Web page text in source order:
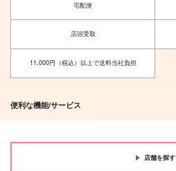
御幸一也×沢村栄純
作品詳細
330円（税込）
壱百満天原サロメ
宅配便
店頭受取
11,000円（税込）以上で送料当社負担
便利な機能/サービス
店舗を探す